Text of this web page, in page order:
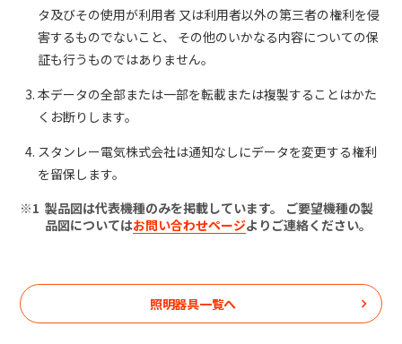
タ及びその使用が利用者 又は利用者以外の第三者の権利を侵
害するものでないこと、 その他のいかなる内容についての保
証も行うものではありません。
本データの全部または一部を転載または複製することはかた
くお断りします。
スタンレー電気株式会社は通知なしにデータを変更する権利
を留保します。
製品図は代表機種のみを掲載しています。 ご要望機種の製
品図についてはお問い合わせページよりご連絡ください。
照明器具一覧へ